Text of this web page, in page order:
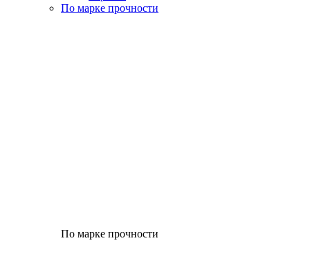
По марке прочности
По марке прочности